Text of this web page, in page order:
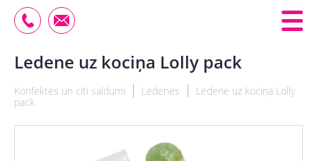
Ledene uz kociņa Lolly pack
Konfektes un citi saldumi Ledenes
Ledene uz kociņa Lolly
pack